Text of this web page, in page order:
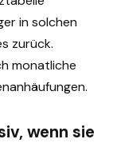
in solchen
zurück.
monatliche
wenn sie